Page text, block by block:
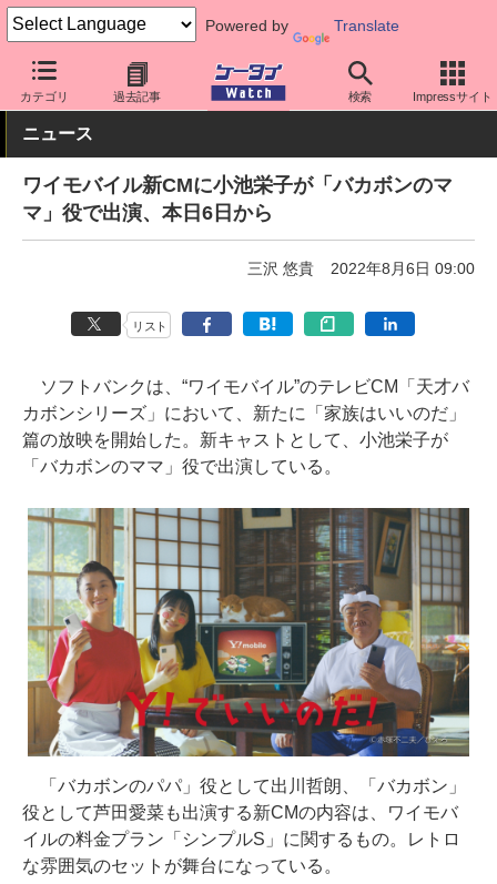
Powered by Translate
カテゴリ 過去記事 検索 Impressサイト
ケータイ Watch キャリア ワイモバイル
ニュース
ワイモバイル新CMに小池栄子が「バカボンのマ
マ」役で出演、本日6日から
三沢 悠貴 2022年8月6日 09:00
リスト
ソフトバンクは、“ワイモバイル”のテレビCM「天才バ
カボンシリーズ」において、新たに「家族はいいのだ」
篇の放映を開始した。新キャストとして、小池栄子が
「バカボンのママ」役で出演している。
「バカボンのパパ」役として出川哲朗、「バカボン」
役として芦田愛菜も出演する新CMの内容は、ワイモバ
イルの料金プラン「シンプルS」に関するもの。レトロ
な雰囲気のセットが舞台になっている。